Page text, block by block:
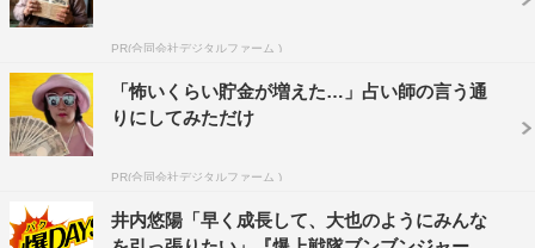
事務所に広告の撮影という体で呼ばれ、スタッフさんから
「『ブンブンジャー』の出演決まりました！」と告げられ
たのですが、最初はドッキリかなと（笑）。というのもオ
ーディションが終わってから結構時間がたっていたので、
「もしかしたらダメだったのかな…」とも思っていたんで
らハテナがたくさん浮かんだのですが、後からじわじわと
PR(合同会社デジタルファーム )
「怖いくらい貯金が増えた…」占い師の言う通
りにしてみただけ
PR(合同会社デジタルファーム )
井内悠陽「早く成長して、大也のようにみんな